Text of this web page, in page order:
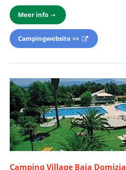
Meer info
Campingwebsite >>
Camping Village Baia Domizia